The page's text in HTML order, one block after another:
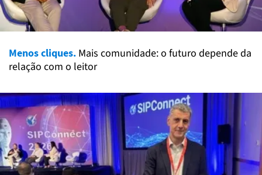
Menos cliques. Mais comunidade: o futuro depende da
relação com o leitor